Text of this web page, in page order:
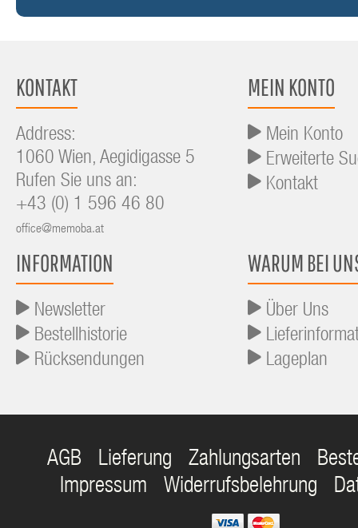
KONTAKT
Address:
1060 Wien, Aegidigasse 5
Rufen Sie uns an:
+43 (0) 1 596 46 80
office@memoba.at
MEIN KONTO
Mein Konto
Erweiterte
Kontakt
INFORMATION
Newsletter
Bestellhistorie
Rücksendungen
WARUM BEI
Über Uns
Lageplan
AGB Lieferung Zahlungsarten
Impressum
Widerrufsbelehrung